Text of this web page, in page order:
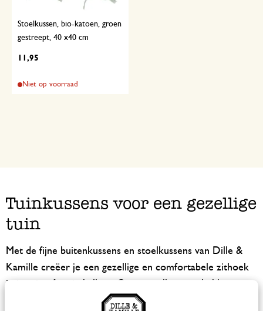
Stoelkussen, bio-katoen, groen
gestreept, 40 x40 cm
11,95
Niet op voorraad
Tuinkussens voor een gezellige
tuin
Met de fijne buitenkussens en stoelkussens van Dille &
Kamille creëer je een gezellige en comfortabele zithoek
in je tuin of op je balkon. Onze stoelkussens hebben
twee handige linten om aan de stoel vast te strikken, zo